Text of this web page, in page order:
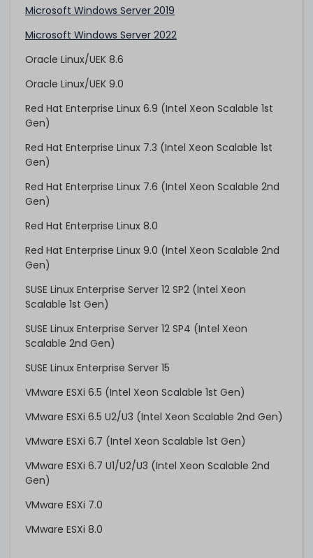
Microsoft Windows Server 2019
Microsoft Windows Server 2022
Oracle Linux/UEK 8.6
Oracle Linux/UEK 9.0
Red Hat Enterprise Linux 6.9 (Intel Xeon Scalable 1st
Gen)
Red Hat Enterprise Linux 7.3 (Intel Xeon Scalable 1st
Gen)
Red Hat Enterprise Linux 7.6 (Intel Xeon Scalable 2nd
Gen)
Red Hat Enterprise Linux 8.0
Red Hat Enterprise Linux 9.0 (Intel Xeon Scalable 2nd
Gen)
SUSE Linux Enterprise Server 12 SP2 (Intel Xeon
Scalable 1st Gen)
SUSE Linux Enterprise Server 12 SP4 (Intel Xeon
Scalable 2nd Gen)
SUSE Linux Enterprise Server 15
VMware ESXi 6.5 (Intel Xeon Scalable 1st Gen)
VMware ESXi 6.5 U2/U3 (Intel Xeon Scalable 2nd Gen)
VMware ESXi 6.7 (Intel Xeon Scalable 1st Gen)
VMware ESXi 6.7 U1/U2/U3 (Intel Xeon Scalable 2nd
Gen)
VMware ESXi 7.0
VMware ESXi 8.0